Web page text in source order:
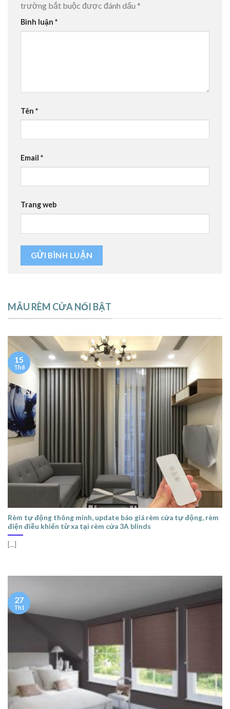
trường bắt buộc được đánh dấu *
Bình luận *
Tên *
Email *
Trang web
MẪU RÈM CỬA NỔI BẬT
Rèm tự động thông minh, update báo giá rèm cửa tự động, rèm
điện điều khiển từ xa tại rèm cửa 3A blinds
[...]
15
Th8
27
Th1